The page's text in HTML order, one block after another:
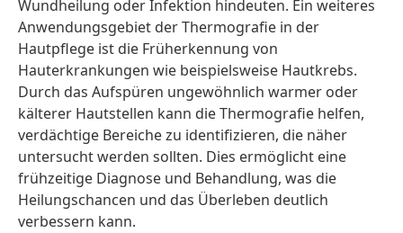
Wundheilung oder Infektion hindeuten. Ein weiteres
Anwendungsgebiet der Thermografie in der
Hautpflege ist die Früherkennung von
Hauterkrankungen wie beispielsweise Hautkrebs.
Durch das Aufspüren ungewöhnlich warmer oder
kälterer Hautstellen kann die Thermografie helfen,
verdächtige Bereiche zu identifizieren, die näher
untersucht werden sollten. Dies ermöglicht eine
frühzeitige Diagnose und Behandlung, was die
Heilungschancen und das Überleben deutlich
verbessern kann.